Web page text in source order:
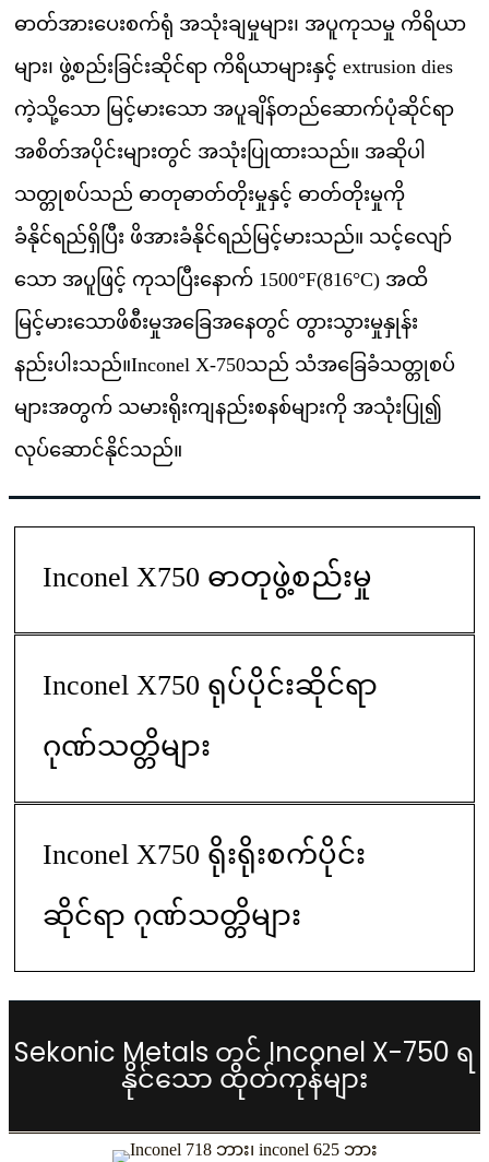
ဓာတ်အားပေးစက်ရုံ အသုံးချမှုများ၊ အပူကုသမှု ကိရိယာ
များ၊ ဖွဲ့စည်းခြင်းဆိုင်ရာ ကိရိယာများနှင့် extrusion dies
ကဲ့သို့သော မြင့်မားသော အပူချိန်တည်ဆောက်ပုံဆိုင်ရာ
အစိတ်အပိုင်းများတွင် အသုံးပြုထားသည်။ အဆိုပါ
သတ္တုစပ်သည် ဓာတုဓာတ်တိုးမှုနှင့် ဓာတ်တိုးမှုကို
ခံနိုင်ရည်ရှိပြီး ဖိအားခံနိုင်ရည်မြင့်မားသည်။ သင့်လျော်
သော အပူဖြင့် ကုသပြီးနောက် 1500°F(816°C) အထိ
မြင့်မားသောဖိစီးမှုအခြေအနေတွင် တွားသွားမှုနှုန်း
နည်းပါးသည်။Inconel X-750သည် သံအခြေခံသတ္တုစပ်
များအတွက် သမားရိုးကျနည်းစနစ်များကို အသုံးပြု၍
လုပ်ဆောင်နိုင်သည်။
Inconel X750 ဓာတုဖွဲ့စည်းမှု
Inconel X750 ရုပ်ပိုင်းဆိုင်ရာ
ဂုဏ်သတ္တိများ
Inconel X750 ရိုးရိုးစက်ပိုင်း
ဆိုင်ရာ ဂုဏ်သတ္တိများ
Sekonic Metals တွင် Inconel X-750 ရ
နိုင်သော ထုတ်ကုန်များ